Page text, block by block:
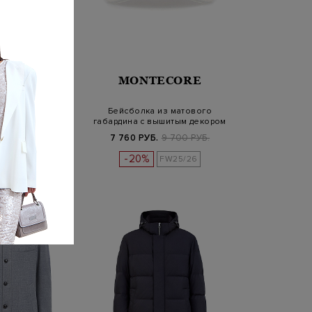
бейсболка из
с
FW25/26
MONTECORE
Бейсболка из матового
габардина с вышитым декором
7 760 РУБ. 9 700 РУБ.
-20% FW25/26